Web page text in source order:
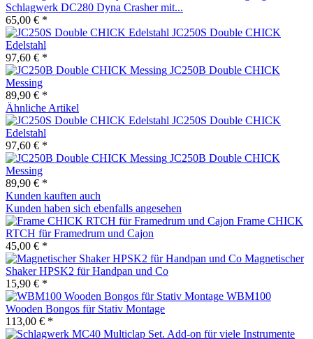
Schlagwerk DC280 Dyna Crasher mit...
65,00 € *
JC250S Double CHICK
Edelstahl
97,60 € *
JC250B Double CHICK
Messing
89,90 € *
Ähnliche Artikel
JC250S Double CHICK
Edelstahl
97,60 € *
JC250B Double CHICK
Messing
89,90 € *
Kunden kauften auch
Kunden haben sich ebenfalls angesehen
Frame CHICK
RTCH für Framedrum und Cajon
45,00 € *
Magnetischer
Shaker HPSK2 für Handpan und Co
15,90 € *
WBM100
Wooden Bongos für Stativ Montage
113,00 € *